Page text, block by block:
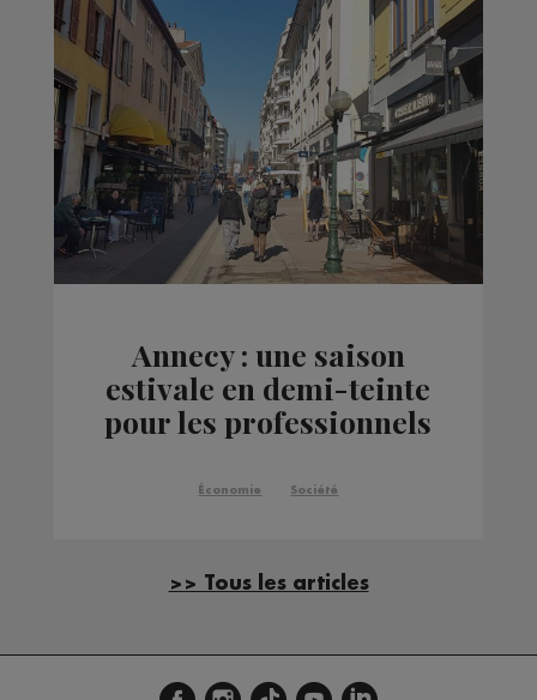
Annecy : une saison
estivale en demi-teinte
pour les professionnels
Économie Société
>> Tous les articles